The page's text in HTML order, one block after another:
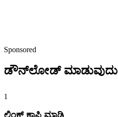
Sponsored
ಡೌನ್‌ಲೋಡ್ ಮಾಡುವುದು
1